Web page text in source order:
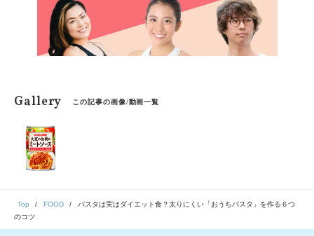
Gallery この記事の画像/動画一覧
Top FOOD
パスタは実はダイエット食？太りにくい「おうちパスタ」を作る６つ
のコツ